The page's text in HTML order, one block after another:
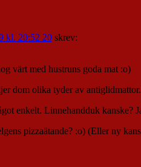
kl. 20:52 20 skrev:
värt med hustruns goda mat :o)
dom olika tyder av antiglidmattor.
enkelt. Linnehandduk kanske?
pizzaätande? :o) (Eller ny